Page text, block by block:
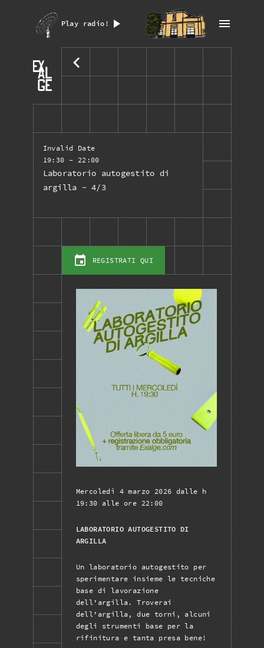
Play radio!
Invalid Date
19:30 - 22:00
Laboratorio autogestito di
argilla - 4/3
REGISTRATI QUI
Mercoledì 4 marzo 2026 dalle h
19:30 alle ore 22:00
LABORATORIO AUTOGESTITO DI
ARGILLA
Un laboratorio autogestito per
sperimentare insieme le tecniche
base di lavorazione
dell’argilla. Troverai
dell’argilla, due torni, alcuni
degli strumenti base per la
rifinitura e tanta presa bene!